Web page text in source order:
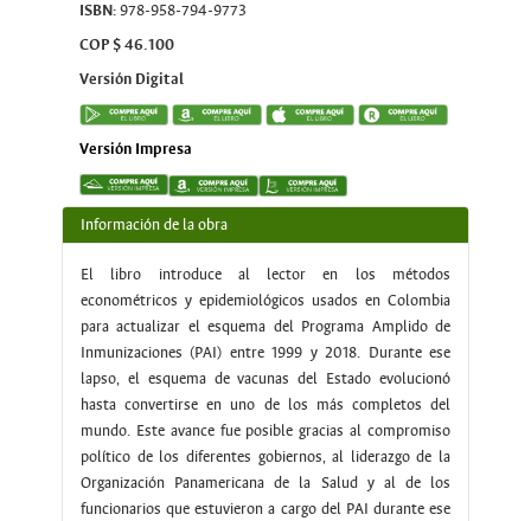
ISBN:978-958-794-9773
COP $ 46.100
Versión Digital
Versión Impresa
Información de la obra
El libro introduce al lector en los métodos
econométricos y epidemiológicos usados en Colombia
para actualizar el esquema del Programa Amplido de
Inmunizaciones (PAI) entre 1999 y 2018. Durante ese
lapso, el esquema de vacunas del Estado evolucionó
hasta convertirse en uno de los más completos del
mundo. Este avance fue posible gracias al compromiso
político de los diferentes gobiernos, al liderazgo de la
Organización Panamericana de la Salud y al de los
funcionarios que estuvieron a cargo del PAI durante ese